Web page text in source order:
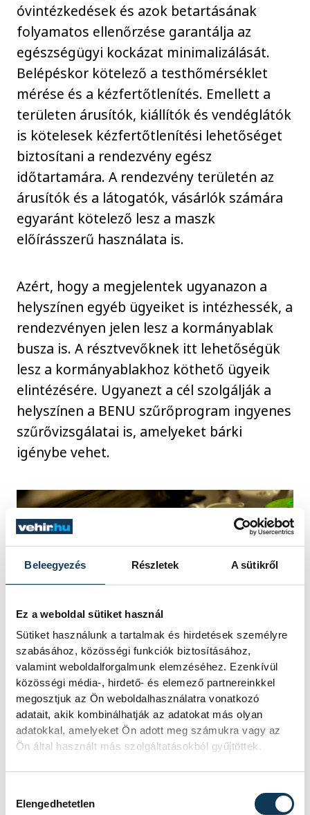
Beleegyezés Részletek A sütikről
Ez a weboldal sütiket használ
Sütiket használunk a tartalmak és hirdetések személyre
szabásához, közösségi funkciók biztosításához,
valamint weboldalforgalmunk elemzéséhez. Ezenkívül
közösségi média-, hirdető- és elemező partnereinkkel
megosztjuk az Ön weboldalhasználatra vonatkozó
adatait, akik kombinálhatják az adatokat más olyan
adatokkal, amelyeket Ön adott meg számukra vagy az
Ön által használt más szolgáltatásokból gyűjtöttek.
Elengedhetetlen
óvintézkedések és azok betartásának
folyamatos ellenőrzése garantálja az
egészségügyi kockázat minimalizálását.
Belépéskor kötelező a testhőmérséklet
mérése és a kézfertőtlenítés. Emellett a
területen árusítók, kiállítók és vendéglátók
is kötelesek kézfertőtlenítési lehetőséget
biztosítani a rendezvény egész
időtartamára. A rendezvény területén az
árusítók és a látogatók, vásárlók számára
egyaránt kötelező lesz a maszk
előírásszerű használata is.
Azért, hogy a megjelentek ugyanazon a
helyszínen egyéb ügyeiket is intézhessék, a
rendezvényen jelen lesz a kormányablak
busza is. A résztvevőknek itt lehetőségük
lesz a kormányablakhoz köthető ügyeik
elintézésére. Ugyanezt a cél szolgálják a
helyszínen a BENU szűrőprogram ingyenes
szűrővizsgálatai is, amelyeket bárki
igénybe vehet.
A rendezvényen minden tevékenységre
szigorú óvintézkedések vonatkoznak, és
azok maximális betartását a rendezők
folyamatosan figyelemmel kísérik, és
ehhez a résztvevők aktív támogatását